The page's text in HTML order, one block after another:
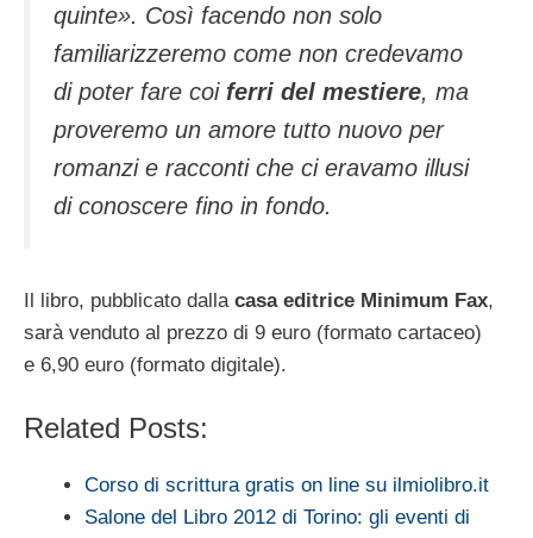
quinte». Così facendo non solo
familiarizzeremo come non credevamo
di poter fare coi ferri del mestiere, ma
proveremo un amore tutto nuovo per
romanzi e racconti che ci eravamo illusi
di conoscere fino in fondo.
Il libro, pubblicato dalla casa editrice Minimum Fax,
sarà venduto al prezzo di 9 euro (formato cartaceo)
e 6,90 euro (formato digitale).
Related Posts:
Corso di scrittura gratis on line su ilmiolibro.it
Salone del Libro 2012 di Torino: gli eventi di